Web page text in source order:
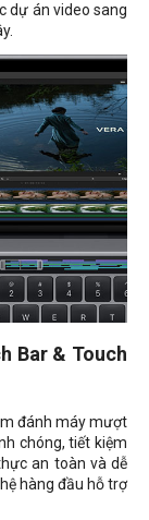
dự án video sang
Bar & Touch
đánh máy mượt
chóng, tiết kiệm
an toàn và dễ
hàng đầu hỗ trợ